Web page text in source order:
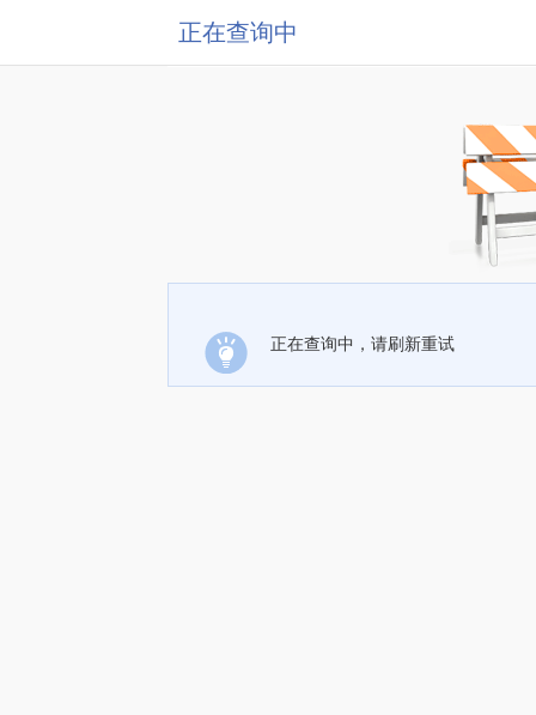
正在查询中
正在查询中，请刷新重试